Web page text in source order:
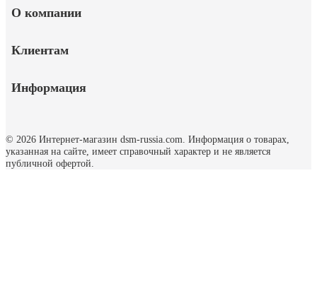
О компании
Клиентам
Информация
© 2026 Интернет-магазин dsm-russia.com. Информация о товарах,
указанная на сайте, имеет справочный характер и не является
публичной офертой.